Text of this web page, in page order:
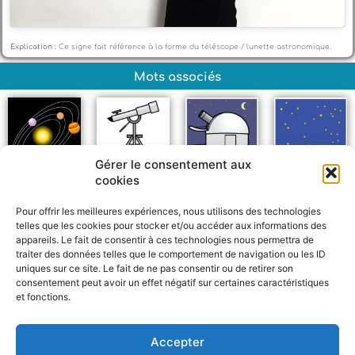
Gérer le consentement aux
cookies
Pour offrir les meilleures expériences, nous utilisons des technologies
telles que les cookies pour stocker et/ou accéder aux informations des
appareils. Le fait de consentir à ces technologies nous permettra de
traiter des données telles que le comportement de navigation ou les ID
uniques sur ce site. Le fait de ne pas consentir ou de retirer son
consentement peut avoir un effet négatif sur certaines caractéristiques
et fonctions.
Accepter
Explication : Ce signe fait référence à la forme du téléscope / lunette astronomique.
Mots associés
Téléscope Étoiles
a
h
e
s
a